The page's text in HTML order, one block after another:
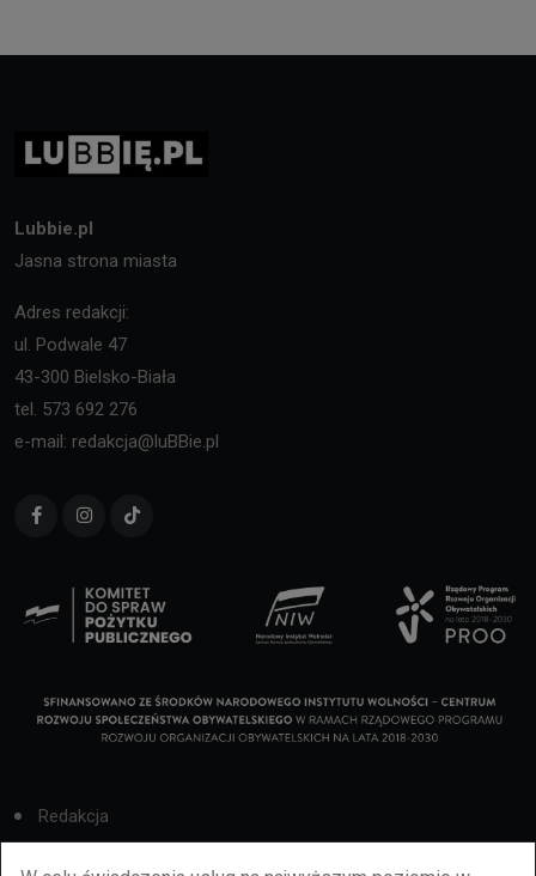
Lubbie.pl
Jasna strona miasta
Adres redakcji:
ul. Podwale 47
43-300 Bielsko-Biała
tel. 573 692 276
e-mail: redakcja@luBBie.pl
Redakcja
Cookies